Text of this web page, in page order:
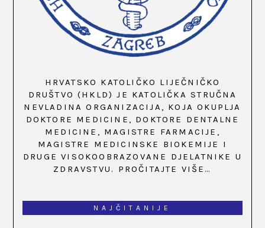
HRVATSKO KATOLIČKO LIJEČNIČKO
DRUŠTVO (HKLD) JE KATOLIČKA STRUČNA
NEVLADINA ORGANIZACIJA, KOJA OKUPLJA
DOKTORE MEDICINE, DOKTORE DENTALNE
MEDICINE, MAGISTRE FARMACIJE,
MAGISTRE MEDICINSKE BIOKEMIJE I
DRUGE VISOKOOBRAZOVANE DJELATNIKE U
ZDRAVSTVU. PROČITAJTE VIŠE…
NAJČITANIJE